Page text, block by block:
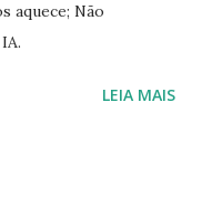
aquece; Não
LEIA MAIS